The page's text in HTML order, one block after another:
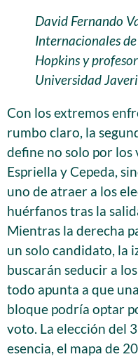
David Fernando
Internacionales
Hopkins y
Universidad
Con los extremos
rumbo claro, la
define no solo por los
Espriella y Cepeda,
uno de atraer a los
huérfanos tras la
Mientras la derecha
un solo candidato, la
buscarán seducir a
todo apunta a que
bloque podría optar
voto. La elección del
esencia, el mapa de